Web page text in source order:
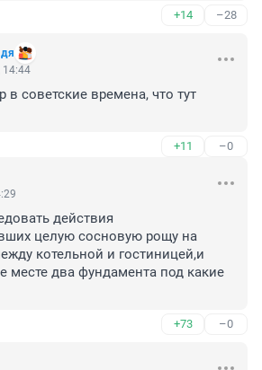
+14 –28
14:44
в советские времена, что тут
+11 –0
действия
целую сосновую рощу на
котельной и гостиницей,и
месте два фундамента под какие
+73 –0